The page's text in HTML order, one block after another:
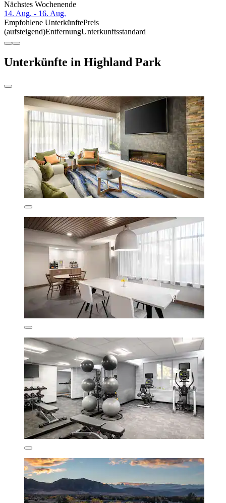
Nächstes Wochenende
14. Aug. - 16. Aug.
Empfohlene UnterkünftePreis
(aufsteigend)EntfernungUnterkunftsstandard
Unterkünfte in Highland Park